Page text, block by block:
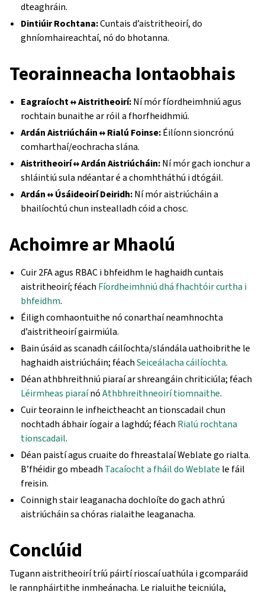
dteaghráin.
Dintiúir Rochtana:Cuntais d’aistritheoirí, do
ghníomhaireachtaí, nó do bhotanna.
Teorainneacha Iontaobhais
Eagraíocht ↔ Aistritheoirí:Ní mór fíordheimhniú agus
rochtain bunaithe ar róil a fhorfheidhmiú.
Ardán Aistriúcháin ↔ Rialú Foinse:Éilíonn sioncrónú
comharthaí/eochracha slána.
Aistritheoirí ↔ Ardán Aistriúcháin:Ní mór gach ionchur a
shláintiú sula ndéantar é a chomhtháthú i dtógáil.
Ardán ↔ Úsáideoirí Deiridh:Ní mór aistriúcháin a
bhailíochtú chun instealladh cóid a chosc.
Achoimre ar Mhaolú
Cuir 2FA agus RBAC i bhfeidhm le haghaidh cuntais
aistritheoirí; féach Fíordheimhniú dhá fhachtóir curtha i
bhfeidhm.
Éiligh comhaontuithe nó conarthaí neamhnochta
d’aistritheoirí gairmiúla.
Bain úsáid as scanadh cáilíochta/slándála uathoibrithe le
haghaidh aistriúcháin; féachSeiceálacha cáilíochta.
Déan athbhreithniú piaraí ar shreangáin chriticiúla; féach
Léirmheas piaraínóAthbhreithneoirí tiomnaithe.
Cuir teorainn le infheictheacht an tionscadail chun
nochtadh ábhair íogair a laghdú; féach Rialú rochtana
tionscadail.
Déan paistí agus cruaite do fhreastalaí Weblate go rialta.
B’fhéidir go mbeadh Tacaíocht a fháil do Weblate le fáil
freisin.
Coinnigh stair leaganacha dochloíte do gach athrú
aistriúcháin sa chóras rialaithe leaganacha.
Conclúid
Tugann aistritheoirí tríú páirtí rioscaí uathúla i gcomparáid
le rannpháirtithe inmheánacha. Le rialuithe teicniúla,